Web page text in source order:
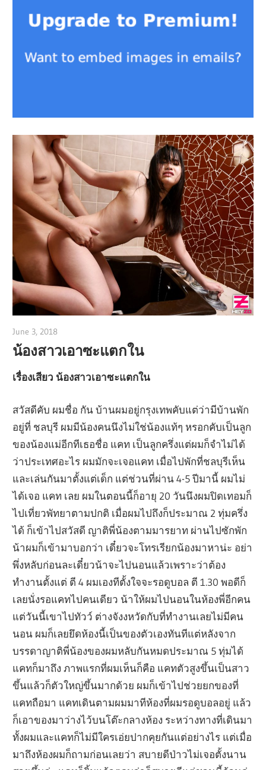
June 3, 2018
น้องสาวเอาซะแตกใน
เรื่องเสียว น้องสาวเอาซะแตกใน
สวัสดีคับ ผมชื่อ กัน บ้านผมอยู่กรุงเทพคับแต่ว่ามีบ้านพัก
อยู่ที่ ชลบุรี ผมมีน้องคนนึงไม่ใช่น้องแท้ๆ หรอกคับเป็นลูก
ของน้องแม่อีกทีเธอชื่อ แคท เป็นลูกครึ่งแต่ผมก็จำไม่ได้
ว่าประเทศอะไร ผมมักจะเจอแคท เมื่อไปพักที่ชลบุรีเห็น
และเล่นกันมาตั้งแต่เด็ก แต่ช่วนที่ผ่าน 4-5 ปีมานี้ ผมไม่
ได้เจอ แคท เลย ผมในตอนนี้ก็อายุ 20 วันนึงผมปิดเทอมก็
ไปเที่ยวพัทยาตามปกติ เมื่อผมไปถึงก็ประมาณ 2 ทุ่มครึ่ง
ได้ ก็เข้าไปสวัสดี ญาติพี่น้องตามมารยาท ผ่านไปซักพัก
น้าผมก็เข้ามาบอกว่า เดี๋ยวจะโทรเรียกน้องมาหาน่ะ อย่า
พึ่งหลับก่อนละเดี๋ยวน้าจะไปนอนแล้วเพราะว่าต้อง
ทำงานตั้งแต่ ตี 4 ผมเองทีตั้งใจจะรอดูบอล ตี 1.30 พอดีก็
เลยนั่งรอแคทไปคนเดียว น้าให้ผมไปนอนในห้องพี่อีกคน
แต่วันนี้เขาไปทัวว์ ต่างจังงหวัดกับที่ทำงานเลยไม่มีคน
นอน ผมก็เลยยึดห้องนี้เป็นของตัวเองทันทีแต่หลังจาก
บรรดาญาติพี่น้องของผมหลับกันหมดประมาณ 5 ทุ่มได้
แคทก็มาถึง ภาพแรกที่ผมเห็นก็คือ แคทตัวสูงขึ้นเป็นสาว
ขึ้นแล้วก็ตัวใหญ่ขึ้นมากด้วย ผมก็เข้าไปช่วยยกของที่
แคทถือมา แคทเดินตามผมมาทีห้องที่ผมรอดูบอลอยู่ แล้ว
ก็เอาของมาว่างไว้บนโต๊ะกลางห้อง ระหว่างทางที่เดินมา
ทั้งผมและแคทก็ไม่มีใครเอ่ยปากคุยกันแต่อย่างไร แต่เมื่อ
มาถึงห้องผมก็ถามก่อนเลยว่า สบายดีป่าวไม่เจอตั้งนาน